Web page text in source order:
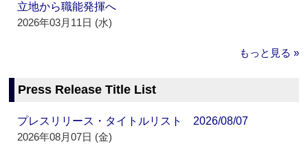
立地から職能発揮へ
2026年03月11日 (水)
もっと見る »
Press Release Title List
プレスリリース・タイトルリスト 2026/08/07
2026年08月07日 (金)